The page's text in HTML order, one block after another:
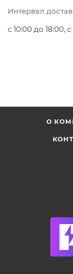
Интервал
с 10:00 до 18:00,
О